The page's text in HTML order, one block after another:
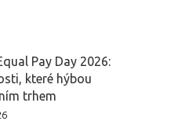
Pay Day 2026:
které hýbou
trhem